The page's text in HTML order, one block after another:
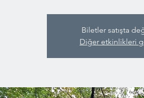
Biletler satışta
Diğer etkinlikleri